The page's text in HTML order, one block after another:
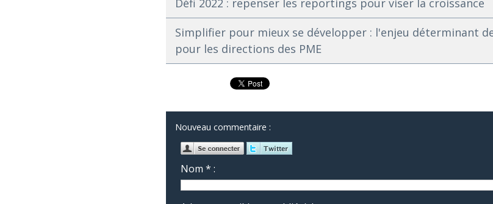
Défi 2022 : repenser les reportings pour viser la croissance
Simplifier pour mieux se développer : l'enjeu déterminant
pour les directions des PME
Nouveau commentaire :
Nom * :